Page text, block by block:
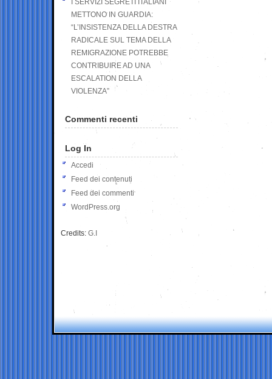
I SERVIZI SEGRETI ITALIANI
METTONO IN GUARDIA:
“L’INSISTENZA DELLA DESTRA
RADICALE SUL TEMA DELLA
REMIGRAZIONE POTREBBE
CONTRIBUIRE AD UNA
ESCALATION DELLA
VIOLENZA”
Commenti recenti
Log In
Accedi
Feed dei contenuti
Feed dei commenti
WordPress.org
Credits: G.I